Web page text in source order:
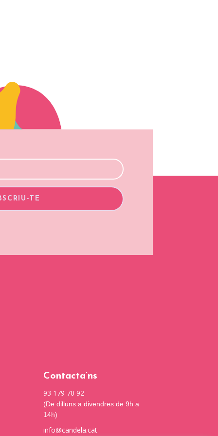
TE
Contacta’ns
93 179 70 92
(De dilluns a divendres de 9h a
14h)
info@candela.cat